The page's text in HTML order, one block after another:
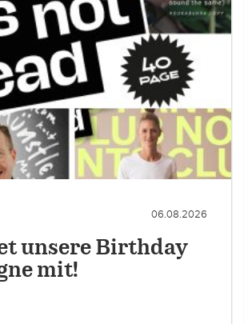
06.08.2026
unsere Birthday
mit!